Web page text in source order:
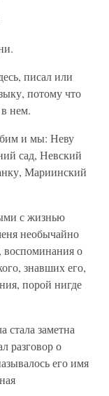
писал или
потому что
нем.
и мы: Неву
сад, Невский
Мариинский
с жизнью
необычайно
воспоминания о
знавших его,
порой нигде
стала заметна
разговор о
его имя